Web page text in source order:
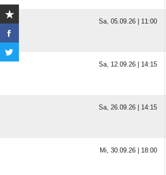
Sa, 05.09.26 | 11:00
Sa, 12.09.26 | 14:15
Sa, 26.09.26 | 14:15
Mi, 30.09.26 | 18:00